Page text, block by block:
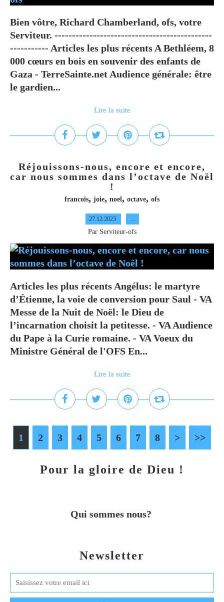
Bien vôtre, Richard Chamberland, ofs, votre
Serviteur. ---------------------------------------------
----------- Articles les plus récents A Bethléem, 8
000 cœurs en bois en souvenir des enfants de
Gaza - TerreSainte.net Audience générale: être
le gardien...
Lire la suite
Réjouissons-nous, encore et encore,
car nous sommes dans l’octave de Noël
!
francois, joie, noel, octave, ofs
27.12.2023 …
Par Serviteur-ofs
Articles les plus récents Angélus: le martyre
d’Étienne, la voie de conversion pour Saul - VA
Messe de la Nuit de Noël: le Dieu de
l’incarnation choisit la petitesse. - VA Audience
du Pape à la Curie romaine. - VA Voeux du
Ministre Général de l'OFS En...
Lire la suite
1 2 3 4 5 6 7 8 > >>
Newsletter
Pour la gloire de Dieu !
Qui sommes nous?